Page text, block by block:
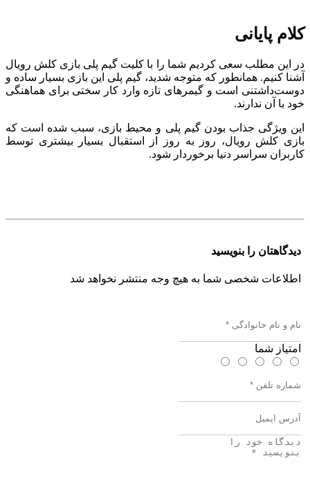
کلام پایانی
در این مطلب سعی کردیم شما را با کلیت گیم پلی بازی کلش رویال
آشنا کنیم. همانطور که متوجه شدید، گیم پلی این بازی بسیار ساده و
خود با آن ندارند.
این ویژگی جذاب بودن گیم پلی و محیط بازی، سبب شده است که
دیدگاهتان را بنویسید